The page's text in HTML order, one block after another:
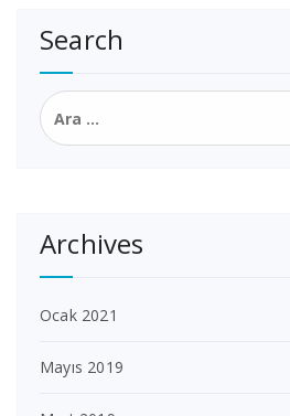
Search
Arama:
Archives
Ocak 2021
Mayıs 2019